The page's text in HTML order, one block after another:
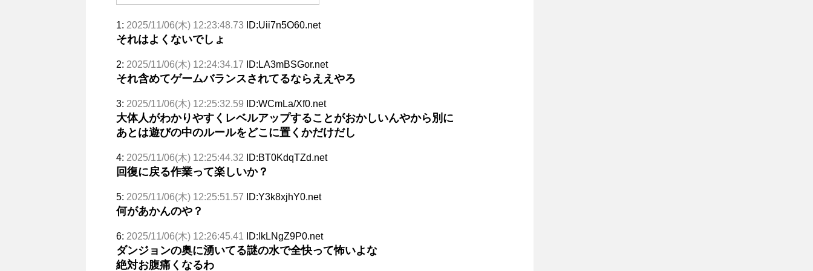
1: 2025/11/06(木) 12:23:48.73 ID:Uii7n5O60.net
それはよくないでしょ
2: 2025/11/06(木) 12:24:34.17 ID:LA3mBSGor.net
それ含めてゲームバランスされてるならええやろ
3: 2025/11/06(木) 12:25:32.59 ID:WCmLa/Xf0.net
大体人がわかりやすくレベルアップすることがおかしいんやから別に
あとは遊びの中のルールをどこに置くかだけだし
4: 2025/11/06(木) 12:25:44.32 ID:BT0KdqTZd.net
回復に戻る作業って楽しいか？
5: 2025/11/06(木) 12:25:51.57 ID:Y3k8xjhY0.net
何があかんのや？
6: 2025/11/06(木) 12:26:45.41 ID:lkLNgZ9P0.net
ダンジョンの奥に湧いてる謎の水で全快って怖いよな
絶対お腹痛くなるわ